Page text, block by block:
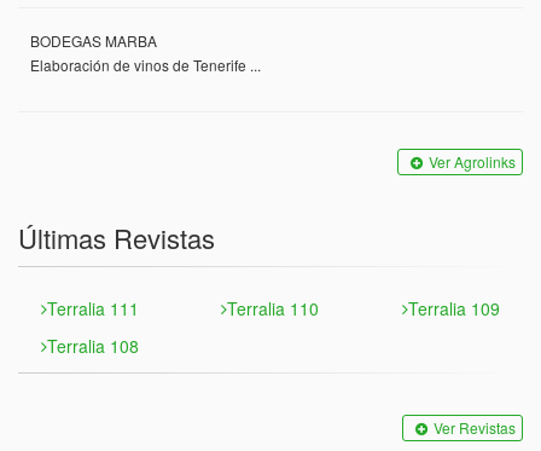
BODEGAS MARBA
Elaboración de vinos de Tenerife ...
Ver Agrolinks
Últimas Revistas
Terralia 111 Terralia 110
Terralia 109
Terralia 108
Ver Revistas